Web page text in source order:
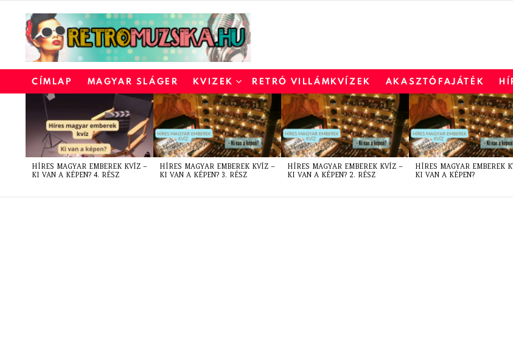
CÍMLAP MAGYAR SLÁGER KVIZEK RETRÓ VILLÁMKVÍZEK AKASZTÓFAJÁTÉK
LATEST
STORIES
HÍRES MAGYAR EMBEREK KVÍZ –
KI VAN A KÉPEN? 4. RÉSZ
HÍRES MAGYAR EMBEREK KVÍZ –
KI VAN A KÉPEN? 3. RÉSZ
HÍRES MAGYAR EMBEREK KVÍZ –
KI VAN A KÉPEN? 2. RÉSZ
HÍRES MAGYAR EMBEREK
KI VAN A KÉPEN?